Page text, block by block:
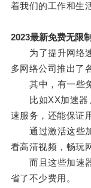
着我们的工作和生
2023最新免费无限
为了提升网络速
多网络公司推出了
其中，有一些免
比如XX加速器
速服务，还能保证
通过激活这些加
看高清视频，畅玩
而且这些加速器
省了不少费用。